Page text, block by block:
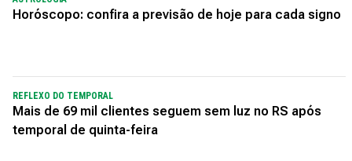
Horóscopo: confira a previsão de hoje para cada signo
REFLEXO DO TEMPORAL
Mais de 69 mil clientes seguem sem luz no RS após
temporal de quinta-feira